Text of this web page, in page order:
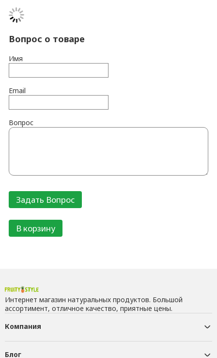
Вопрос о товаре
Имя
Email
Вопрос
В корзину
Интернет магазин натуральных продуктов. Большой
ассортимент, отличное качество, приятные цены.
Компания
Блог